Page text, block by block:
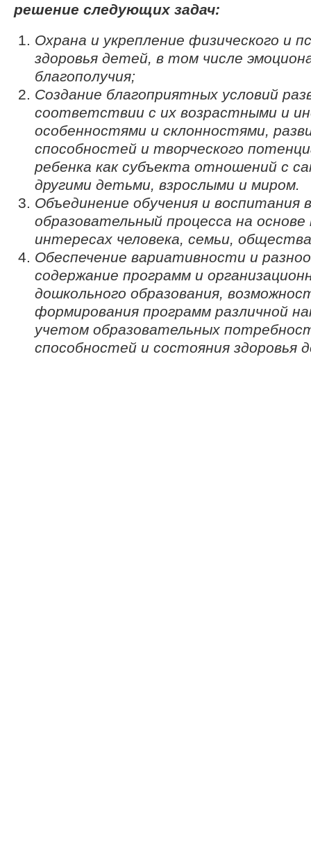
решение следующих задач:
Охрана и укрепление физического и
здоровья детей, в том числе
благополучия;
Создание благоприятных условий
соответствии с их возрастными и
особенностями и склонностями,
способностей и творческого
ребенка как субъекта отношений с
другими детьми, взрослыми и миром.
Объединение обучения и воспитания
образовательный процесса на основе
интересах человека, семьи,
Обеспечение вариативности и
содержание программ и
дошкольного образования,
формирования программ различной
учетом образовательных
способностей и состояния здоровья